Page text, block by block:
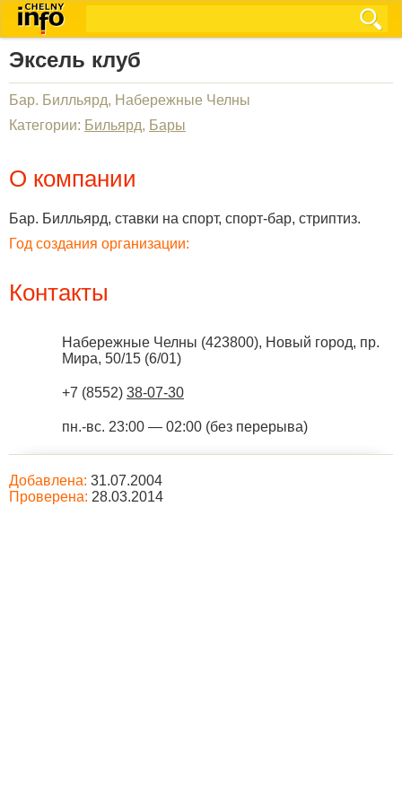
Эксель клуб
Бар. Билльярд, Набережные Челны
Категории: Бильярд, Бары
О компании
Бар. Билльярд, ставки на спорт, спорт-бар, стриптиз.
Год создания организации:
Контакты
Набережные Челны (423800), Новый город, пр.
Мира, 50/15 (6/01)
+7 (8552) 38-07-30
пн.-вс. 23:00 — 02:00 (без перерыва)
Добавлена: 31.07.2004
Проверена: 28.03.2014